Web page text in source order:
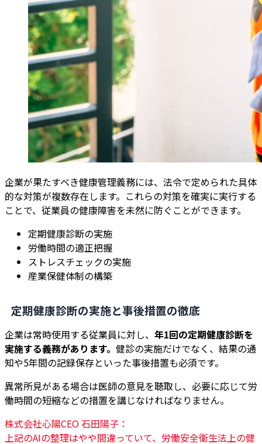
企業が果たすべき健康管理義務には、法令で定められた具体
的な対策が複数存在します。これらの対策を確実に実行する
ことで、従業員の健康障害を未然に防ぐことができます。
定期健康診断の実施
労働時間の適正把握
ストレスチェックの実施
産業保健体制の構築
定期健康診断の実施と事後措置の徹底
企業は常時使用する従業員に対し、 年1回の定期健康診断を
実施する義務があります。 健診の実施だけでなく、結果の通
知や5年間の記録保存といった事後措置も必須です。
異常所見がある場合は医師の意見を聴取し、必要に応じて労
働時間の短縮などの措置を講じなければなりません。
株式会社心陽CEO 石田陽子：
上記のAIの整理はやや間違っていて、労働安全衛生法上の健